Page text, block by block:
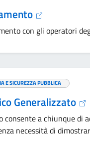
con gli operatori
E SICUREZZA PUBBLICA
Generalizzato
consente a chiunque
necessità di